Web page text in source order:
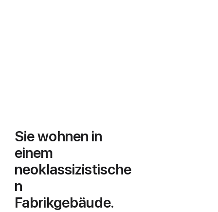
Sie wohnen in
einem
neoklassizistische
n
Fabrikgebäude.